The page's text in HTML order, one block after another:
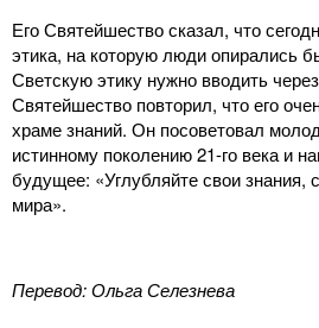
Его Святейшество сказал, что
этика, на которую люди опирались
Светскую этику нужно вводить
Святейшество повторил, что его
храме знаний. Он посоветовал
истинному поколению 21-го века и
будущее: «Углубляйте свои знания,
мира».
Перевод: Ольга Селезнева